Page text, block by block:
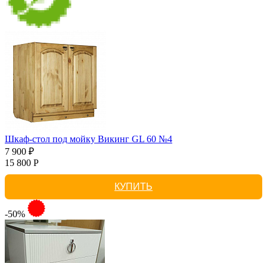
Шкаф-стол под мойку Викинг GL 60 №4
7 900 ₽
15 800 Р
КУПИТЬ
-50%